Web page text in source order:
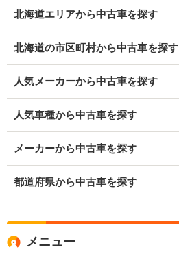
北海道エリアから中古車を探す
北海道の市区町村から中古車を探す
人気メーカーから中古車を探す
人気車種から中古車を探す
メーカーから中古車を探す
都道府県から中古車を探す
メニュー